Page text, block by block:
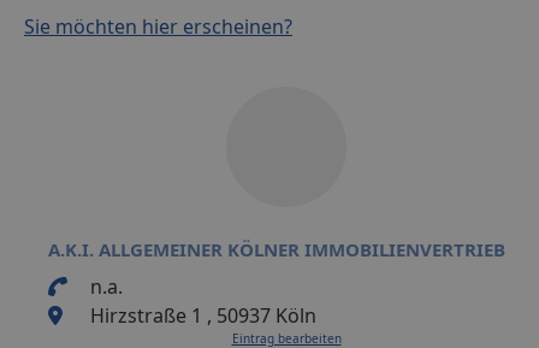
Sie möchten hier erscheinen?
A.K.I. ALLGEMEINER KÖLNER IMMOBILIENVERTRIEB
n.a.
Hirzstraße 1 , 50937 Köln
Eintrag bearbeiten